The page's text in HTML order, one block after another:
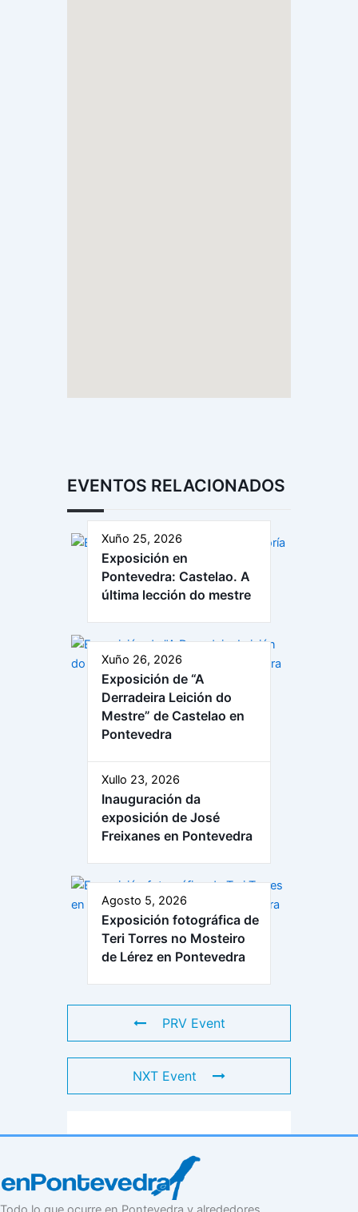
EVENTOS RELACIONADOS
Xuño 25, 2026
Exposición en
Pontevedra: Castelao. A
última lección do mestre
Xuño 26, 2026
Exposición de “A
Derradeira Leición do
Mestre” de Castelao en
Pontevedra
Xullo 23, 2026
Inauguración da
exposición de José
Freixanes en Pontevedra
Agosto 5, 2026
Exposición fotográfica de
Teri Torres no Mosteiro
de Lérez en Pontevedra
PRV Event
NXT Event